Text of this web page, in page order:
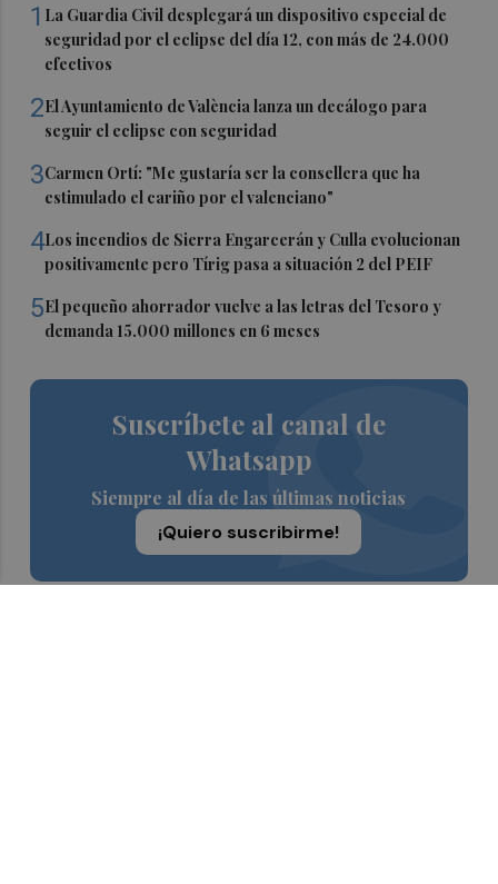
1 La Guardia Civil desplegará un dispositivo especial de
seguridad por el eclipse del día 12, con más de 24.000
efectivos
2El Ayuntamiento de València lanza un decálogo para
seguir el eclipse con seguridad
3Carmen Ortí: "Me gustaría ser la consellera que ha
estimulado el cariño por el valenciano"
4Los incendios de Sierra Engarcerán y Culla evolucionan
positivamente pero Tírig pasa a situación 2 del PEIF
5El pequeño ahorrador vuelve a las letras del Tesoro y
demanda 15.000 millones en 6 meses
Suscríbete al canal de
Whatsapp
Siempre al día de las últimas noticias
¡Quiero suscribirme!